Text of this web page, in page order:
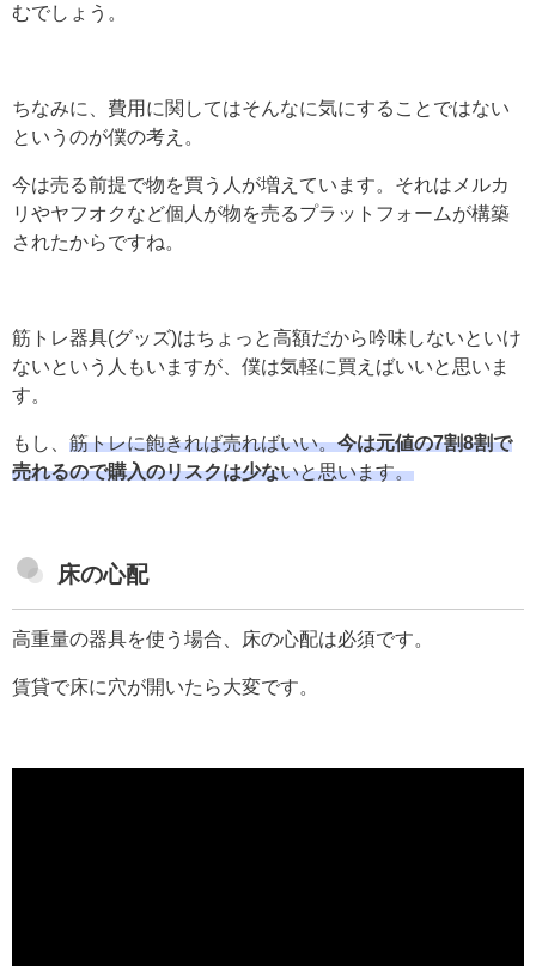
むでしょう。
ちなみに、費用に関してはそんなに気にすることではない
というのが僕の考え。
今は売る前提で物を買う人が増えています。それはメルカ
リやヤフオクなど個人が物を売るプラットフォームが構築
されたからですね。
筋トレ器具(グッズ)はちょっと高額だから吟味しないといけ
ないという人もいますが、僕は気軽に買えばいいと思いま
す。
もし、 筋トレに飽きれば売ればいい。今は元値の7割8割で
売れるので購入のリスクは少ないと思います。
床の心配
高重量の器具を使う場合、床の心配は必須です。
賃貸で床に穴が開いたら大変です。